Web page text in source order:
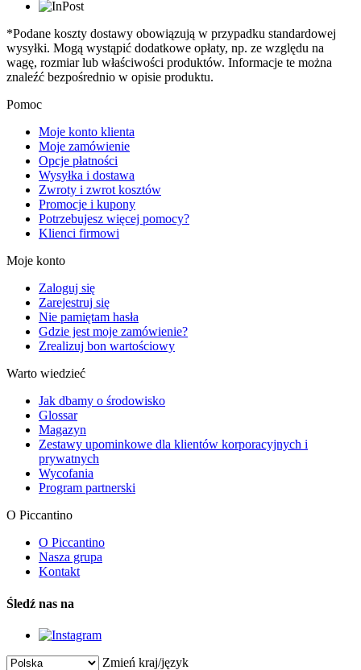
*Podane koszty dostawy obowiązują w przypadku standardowej
wysyłki. Mogą wystąpić dodatkowe opłaty, np. ze względu na
wagę, rozmiar lub właściwości produktów. Informacje te można
znaleźć bezpośrednio w opisie produktu.
Pomoc
Moje konto klienta
Moje zamówienie
Opcje płatności
Wysyłka i dostawa
Zwroty i zwrot kosztów
Promocje i kupony
Potrzebujesz więcej pomocy?
Klienci firmowi
Moje konto
Zaloguj się
Zarejestruj się
Nie pamiętam hasła
Gdzie jest moje zamówienie?
Zrealizuj bon wartościowy
Warto wiedzieć
Jak dbamy o środowisko
Glossar
Magazyn
Zestawy upominkowe dla klientów korporacyjnych i
prywatnych
Wycofania
Program partnerski
O Piccantino
O Piccantino
Nasza grupa
Kontakt
Śledź nas na
Zmień kraj/język